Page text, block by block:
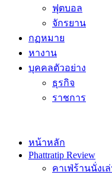
ฟุตบอล
จักรยาน
กฏหมาย
หางาน
บุคคลตัวอย่าง
ธุรกิจ
ราชการ
หน้าหลัก
Phattratip Review
คาเฟ่ร้านนั่งเ